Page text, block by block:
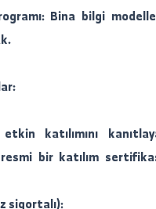
konuları:
(ArcGIS):
programı: Bina bilgi